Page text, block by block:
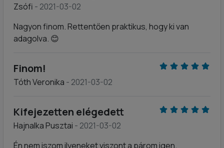
Zsófi - 2021-03-02
Nagyon finom. Rettentően praktikus, hogy ki van
adagolva. 😊
Finom!
Tóth Veronika - 2021-03-02
Kifejezetten elégedett
Hajnalka Pusztai - 2021-03-02
Én nem iszom ilyeneket viszont a párom igen.